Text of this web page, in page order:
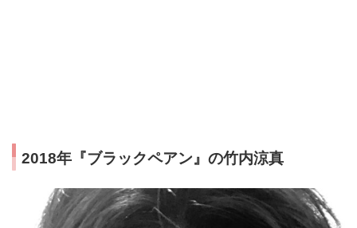
2018年『ブラックペアン』の竹内涼真